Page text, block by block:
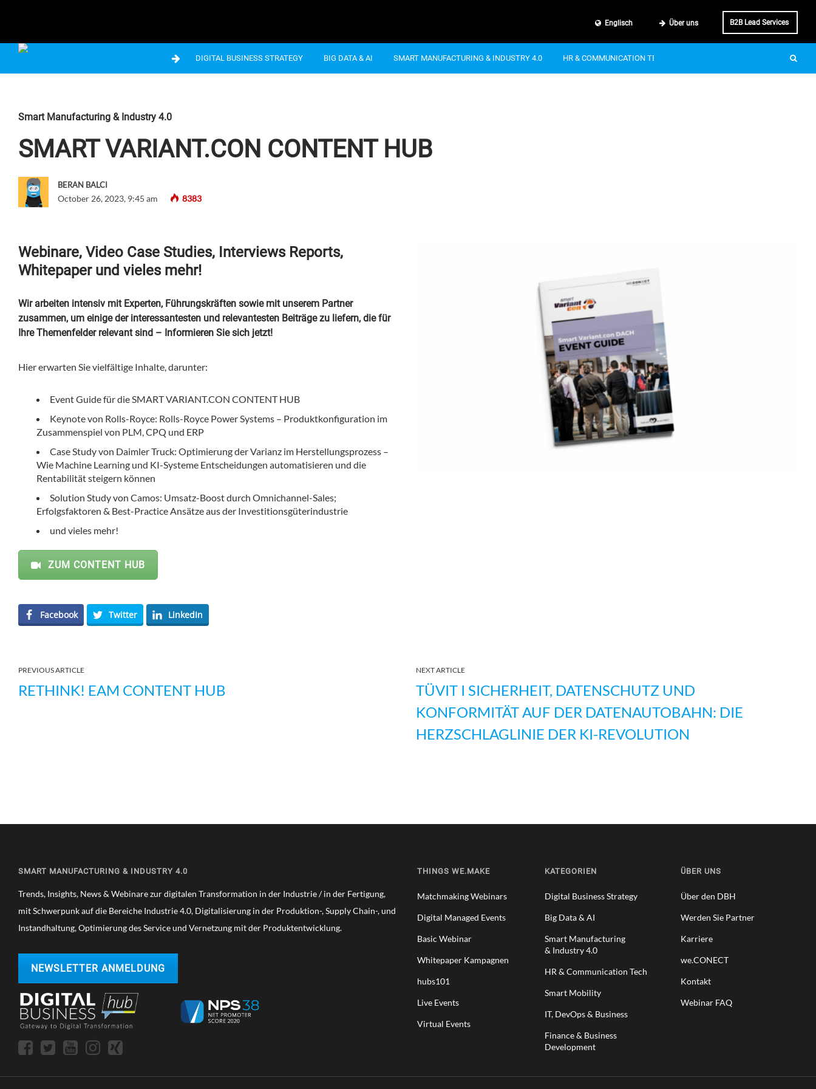
Englisch Über uns B2B Lead Services
DIGITAL BUSINESS STRATEGY BIG DATA & AI SMART MANUFACTURING & INDUSTRY 4.0 HR & COMMUNICATION TECH IT &
Smart Manufacturing & Industry 4.0
SMART VARIANT.CON CONTENT HUB
BERAN BALCI
October 26, 2023, 9:45 am 8383
Webinare, Video Case Studies, Interviews Reports,
Whitepaper und vieles mehr!
Wir arbeiten intensiv mit Experten, Führungskräften sowie mit unserem Partner
zusammen, um einige der interessantesten und relevantesten Beiträge zu liefern, die für
Ihre Themenfelder relevant sind – Informieren Sie sich jetzt!
Hier erwarten Sie vielfältige Inhalte, darunter:
Event Guide für die SMART VARIANT.CON CONTENT HUB
Keynote von Rolls-Royce: Rolls-Royce Power Systems – Produktkonfiguration im
Zusammenspiel von PLM, CPQ und ERP
Case Study von Daimler Truck: Optimierung der Varianz im Herstellungsprozess –
Wie Machine Learning und KI-Systeme Entscheidungen automatisieren und die
Rentabilität steigern können
Solution Study von Camos: Umsatz-Boost durch Omnichannel-Sales;
Erfolgsfaktoren & Best-Practice Ansätze aus der Investitionsgüterindustrie
und vieles mehr!
ZUM CONTENT HUB
Facebook Twitter LinkedIn
PREVIOUS ARTICLE
RETHINK! EAM CONTENT HUB
NEXT ARTICLE
TÜVIT I SICHERHEIT, DATENSCHUTZ UND
KONFORMITÄT AUF DER DATENAUTOBAHN: DIE
HERZSCHLAGLINIE DER KI-REVOLUTION
SMART MANUFACTURING & INDUSTRY 4.0
Trends, Insights, News & Webinare zur digitalen Transformation in der Industrie / in der Fertigung,
mit Schwerpunk auf die Bereiche Industrie 4.0, Digitalisierung in der Produktion-, Supply Chain-, und
Instandhaltung, Optimierung des Service und Vernetzung mit der Produktentwicklung.
NEWSLETTER ANMELDUNG
THINGS WE.MAKE
Matchmaking Webinars
Digital Managed Events
Basic Webinar
Whitepaper Kampagnen
hubs101
Live Events
Virtual Events
KATEGORIEN
Digital Business Strategy
Big Data & AI
Smart Manufacturing
& Industry 4.0
HR & Communication Tech
Smart Mobility
IT, DevOps & Business
Finance & Business
Development
ÜBER UNS
Über den DBH
Werden Sie Partner
Karriere
we.CONECT
Kontakt
Webinar FAQ